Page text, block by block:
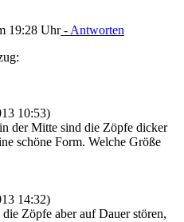
19:28 Uhr- Antworten
10:53)
der Mitte sind die Zöpfe dicker
schöne Form. Welche Größe
14:32)
Zöpfe aber auf Dauer stören,